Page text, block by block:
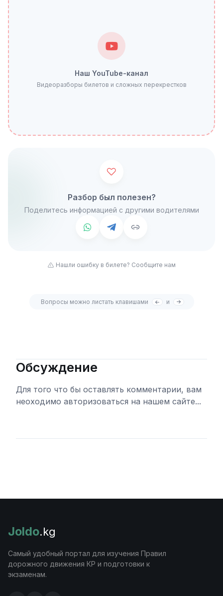
Наш YouTube-канал
Видеоразборы билетов и сложных перекрестков
Разбор был полезен?
Поделитесь информацией с другими водителями
Нашли ошибку в билете? Сообщите нам
Вопросы можно листать клавишами и
Обсуждение
Для того что бы оставлять комментарии, вам
неоходимо авторизоваться на нашем сайте...
Joldo.kg
Самый удобный портал для изучения Правил
дорожного движения КР и подготовки к
экзаменам.